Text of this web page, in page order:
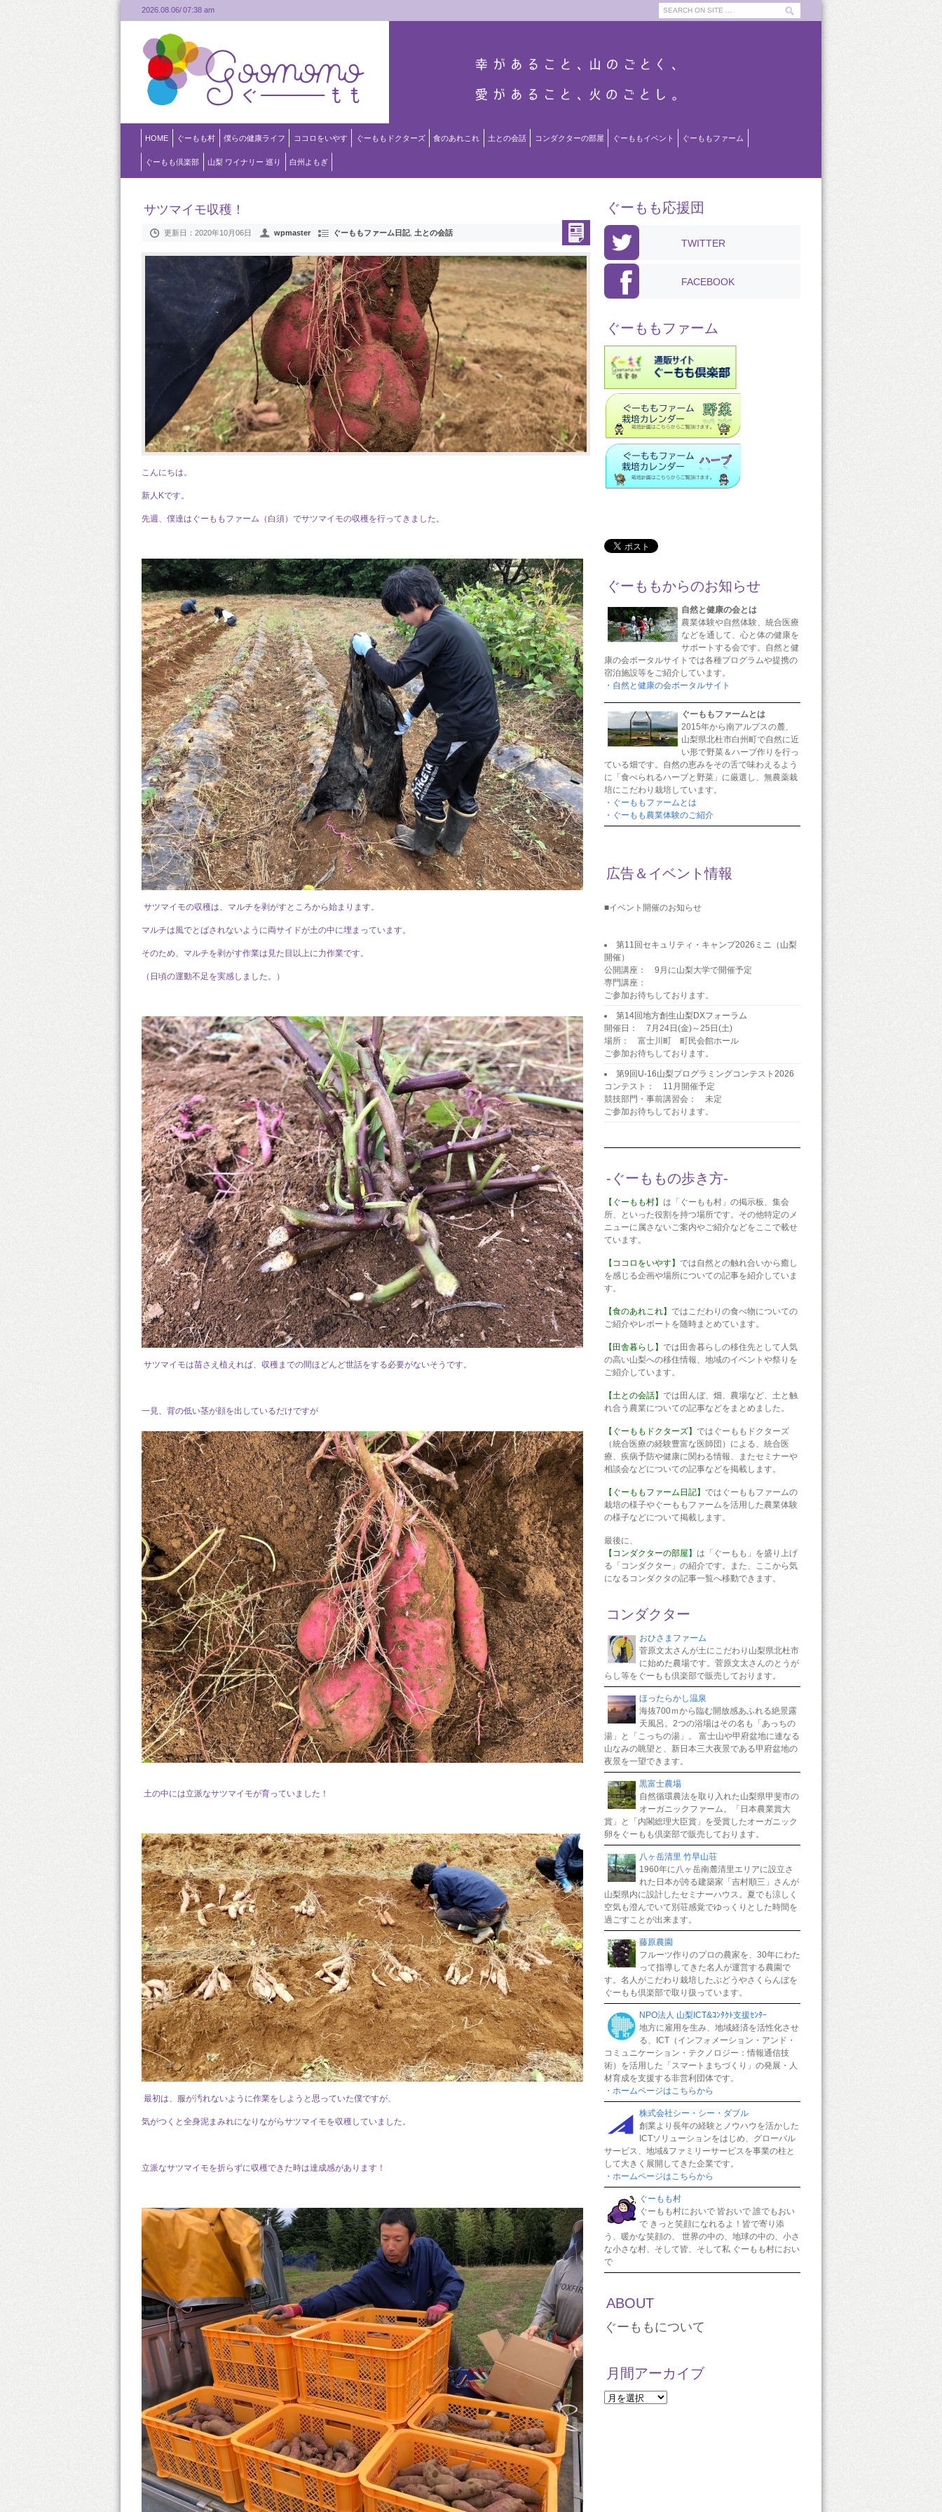
2026.08.06/07:38 am
HOME ぐーもも村 僕らの健康ライフ ココロをいやす ぐーももドクターズ 食のあれこれ 土との会話 コンダクターの部屋 ぐーももイベント ぐーももファーム
ぐーもも倶楽部 山梨 ワイナリー 巡り 白州よもぎ
サツマイモ収穫！
更新日： 2020年10月06日 wpmaster ぐーももファーム日記, 土との会話
こんにちは。
新人Kです。
先週、僕達はぐーももファーム（白須）でサツマイモの収穫を行ってきました。
サツマイモの収穫は、マルチを剥がすところから始まります。
マルチは風でとばされないように両サイドが土の中に埋まっています。
そのため、マルチを剥がす作業は見た目以上に力作業です。
（日頃の運動不足を実感しました。）
サツマイモは苗さえ植えれば、収穫までの間ほどんど世話をする必要がないそうです。
一見、背の低い茎が顔を出しているだけですが
土の中には立派なサツマイモが育っていました！
最初は、服が汚れないように作業をしようと思っていた僕ですが、
気がつくと全身泥まみれになりながらサツマイモを収穫していました。
立派なサツマイモを折らずに収穫できた時は達成感があります！
ぐーもも応援団
TWITTER
FACEBOOK
ぐーももファーム
ぐーももからのお知らせ
自然と健康の会とは
農業体験や自然体験、統合医療
などを通して、心と体の健康を
サポートする会です。自然と健
康の会ポータルサイトでは各種プログラムや提携の
宿泊施設等をご紹介しています。
・自然と健康の会ポータルサイト
ぐーももファームとは
2015年から南アルプスの麓、
山梨県北杜市白州町で自然に近
い形で野菜＆ハーブ作りを行っ
ている畑です。自然の恵みをその舌で味わえるよう
に「食べられるハーブと野菜」に厳選し、無農薬栽
培にこだわり栽培しています。
・ぐーももファームとは
・ぐーもも農業体験のご紹介
広告＆イベント情報
■イベント開催のお知らせ
第11回セキュリティ・キャンプ2026ミニ（山梨
開催）
公開講座： 9月に山梨大学で開催予定
専門講座：
ご参加お待ちしております。
第14回地方創生山梨DXフォーラム
開催日： 7月24日(金)～25日(土)
場所： 富士川町 町民会館ホール
ご参加お待ちしております。
第9回U-16山梨プログラミングコンテスト2026
コンテスト： 11月開催予定
競技部門・事前講習会： 未定
ご参加お待ちしております。
-ぐーももの歩き方-
【ぐーもも村】 は「ぐーもも村」の掲示板、集会
所、といった役割を持つ場所です。その他特定のメ
ニューに属さないご案内やご紹介などをここで載せ
ています。
【ココロをいやす】 では自然との触れ合いから癒し
を感じる企画や場所についての記事を紹介していま
す。
【食のあれこれ】 ではこだわりの食べ物についての
ご紹介やレポートを随時まとめています。
【田舎暮らし】 では田舎暮らしの移住先として人気
の高い山梨への移住情報、地域のイベントや祭りを
ご紹介しています。
【土との会話】 では田んぼ、畑、農場など、土と触
れ合う農業についての記事などをまとめました。
【ぐーももドクターズ】 ではぐーももドクターズ
（統合医療の経験豊富な医師団）による、統合医
療、疾病予防や健康に関わる情報、またセミナーや
相談会などについての記事などを掲載します。
【ぐーももファーム日記】 ではぐーももファームの
栽培の様子やぐーももファームを活用した農業体験
の様子などについて掲載します。
最後に、
【コンダクターの部屋】 は「ぐーもも」を盛り上げ
る「コンダクター」の紹介です。また、ここから気
になるコンダクタの記事一覧へ移動できます。
コンダクター
おひさまファーム
菅原文太さんが土にこだわり山梨県北杜市
に始めた農場です。菅原文太さんのとうが
らし等をぐーもも倶楽部で販売しております。
ほったらかし温泉
海抜700ｍから臨む開放感あふれる絶景露
天風呂。2つの浴場はその名も「あっちの
湯」と「こっちの湯」。 富士山や甲府盆地に連なる
山なみの眺望と、新日本三大夜景である甲府盆地の
夜景を一望できます。
黒富士農場
自然循環農法を取り入れた山梨県甲斐市の
オーガニックファーム。「日本農業賞大
賞」と「内閣総理大臣賞」を受賞したオーガニック
卵をぐーもも倶楽部で販売しております。
八ヶ岳清里 竹早山荘
1960年に八ヶ岳南麓清里エリアに設立さ
れた日本が誇る建築家「吉村順三」さんが
山梨県内に設計したセミナーハウス。夏でも涼しく
空気も澄んでいて別荘感覚でゆっくりとした時間を
過ごすことが出来ます。
藤原農園
フルーツ作りのプロの農家を、30年にわた
って指導してきた名人が運営する農園で
す。名人がこだわり栽培したぶどうやさくらんぼを
ぐーもも倶楽部で取り扱っています。
NPO法人 山梨ICT&ｺﾝﾀｸﾄ支援ｾﾝﾀｰ
地方に雇用を生み、地域経済を活性化させ
る、ICT（インフォメーション・アンド・
コミュニケーション・テクノロジー：情報通信技
術）を活用した「スマートまちづくり」の発展・人
材育成を支援する非営利団体です。
・ホームページはこちらから
株式会社シー・シー・ダブル
創業より長年の経験とノウハウを活かした
ICTソリューションをはじめ、グローバル
サービス、地域&ファミリーサービスを事業の柱と
して大きく展開してきた企業です。
・ホームページはこちらから
ぐーもも村
ぐーもも村においで 皆おいで 誰でもおい
で きっと笑顔になれるよ！皆で寄り添
う、暖かな笑顔の、 世界の中の、地球の中の、小さ
な小さな村、そして皆、そして私 ぐーもも村におい
で
ABOUT
ぐーももについて
月間アーカイブ
月